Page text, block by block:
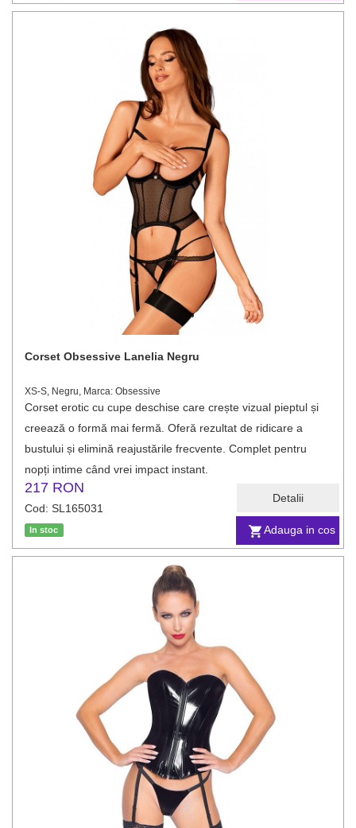
Adauga in cos
Detalii
Corset Obsessive Lanelia Negru
XS-S, Negru, Marca: Obsessive
Corset erotic cu cupe deschise care crește vizual pieptul și
creează o formă mai fermă. Oferă rezultat de ridicare a
bustului și elimină reajustările frecvente. Complet pentru
nopți intime când vrei impact instant.
217 RON
Cod: SL165031
In stoc